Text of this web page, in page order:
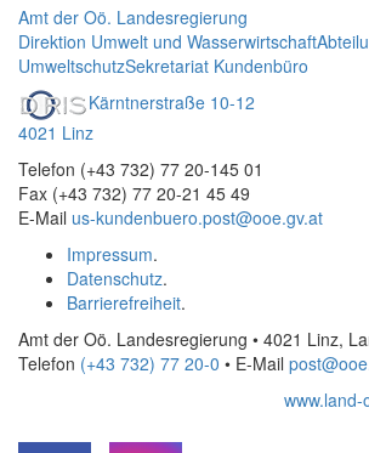
Amt der Oö. Landesregierung
Direktion Umwelt und Wasserwirtschaft
UmweltschutzSekretariat Kundenbüro
Kärntnerstraße 10-12
4021 Linz
Telefon (+43 732) 77 20-145 01
Fax (+43 732) 77 20-21 45 49
E-Mail us-kundenbuero.post@ooe.gv.at
Impressum.
Datenschutz.
Barrierefreiheit.
Amt der Oö. Landesregierung • 4021 Linz,
Telefon (+43 732) 77 20-0 • E-Mail